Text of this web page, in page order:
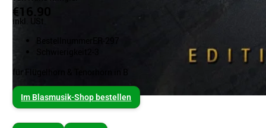
€16.90
inkl. USt.
für Flügelhorn & Tenorhorn in B
Im Blasmusik-Shop bestellen